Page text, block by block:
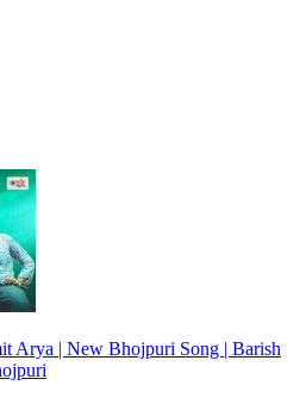
Arya | New Bhojpuri Song | Barish